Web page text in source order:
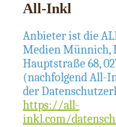
All-Inkl
Anbieter ist die
Medien Münnich,
Hauptstraße 68,
(nachfolgend All-
der
https://all-
inkl.com/